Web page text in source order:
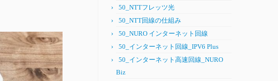
50_NTTフレッツ光
50_NTT回線の仕組み
50_NURO インターネット回線
50_インターネット回線_IPV6 Plus
50_インターネット高速回線_NURO
Biz